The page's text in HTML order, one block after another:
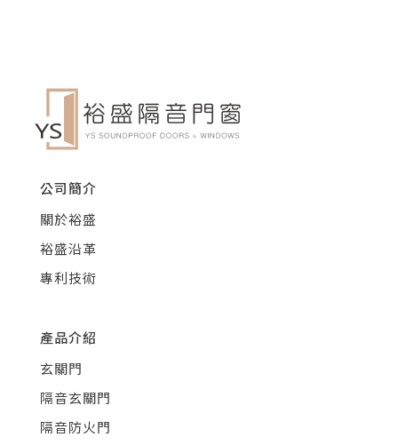
公司簡介
關於裕盛
裕盛沿革
專利技術
產品介紹
玄關門
隔音玄關門
隔音防火門